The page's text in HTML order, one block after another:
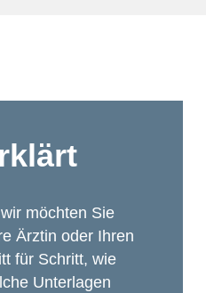
möchten Sie
Ärztin oder Ihren
für Schritt, wie
Unterlagen